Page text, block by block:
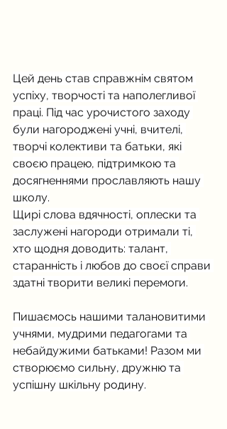
Цей день став справжнім святом
успіху, творчості та наполегливої
праці. Під час урочистого заходу
були нагороджені учні, вчителі,
творчі колективи та батьки, які
своєю працею, підтримкою та
досягненнями прославляють нашу
школу.
Щирі слова вдячності, оплески та
заслужені нагороди отримали ті,
хто щодня доводить: талант,
старанність і любов до своєї справи
здатні творити великі перемоги.
Пишаємось нашими талановитими
учнями, мудрими педагогами та
небайдужими батьками! Разом ми
створюємо сильну, дружню та
успішну шкільну родину.